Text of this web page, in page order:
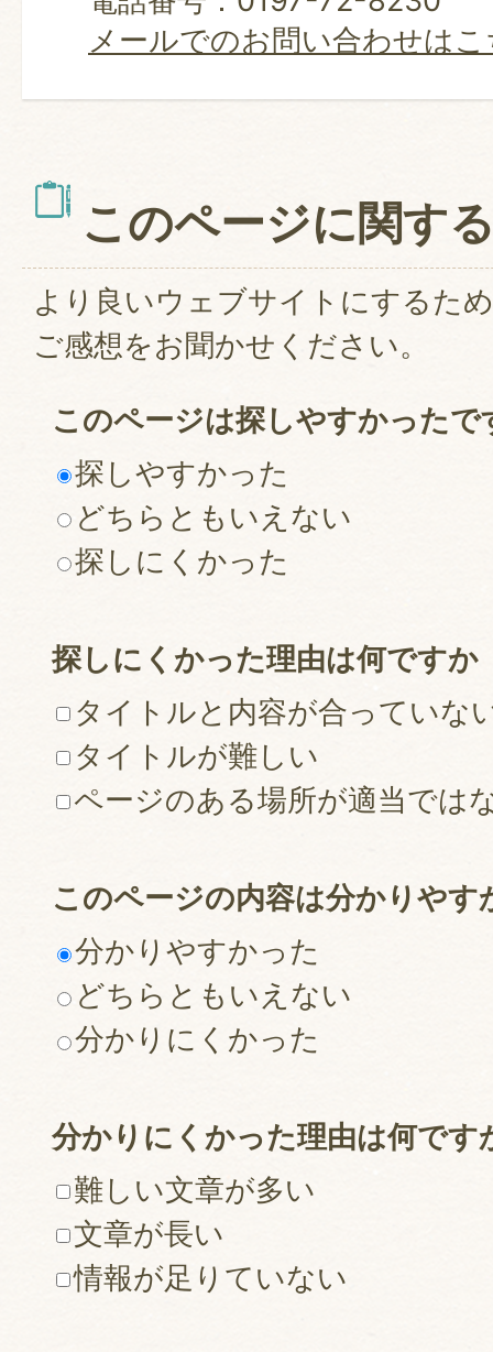
メールでのお問い合わせは
このページに関す
より良いウェブサイトにするた
ご感想をお聞かせください。
このページは探しやすかったで
探しやすかった
どちらともいえない
探しにくかった
探しにくかった理由は何ですか
タイトルと内容が合っていな
タイトルが難しい
ページのある場所が適当では
このページの内容は分かりやす
分かりやすかった
どちらともいえない
分かりにくかった
分かりにくかった理由は何です
難しい文章が多い
文章が長い
情報が足りていない